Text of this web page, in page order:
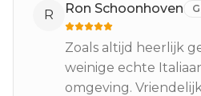
R Ron Schoonhoven
Zoals altijd heerlijk
weinige echte
omgeving.